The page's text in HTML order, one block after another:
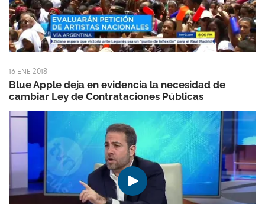
16 ENE 2018
Blue Apple deja en evidencia la necesidad de
cambiar Ley de Contrataciones Públicas